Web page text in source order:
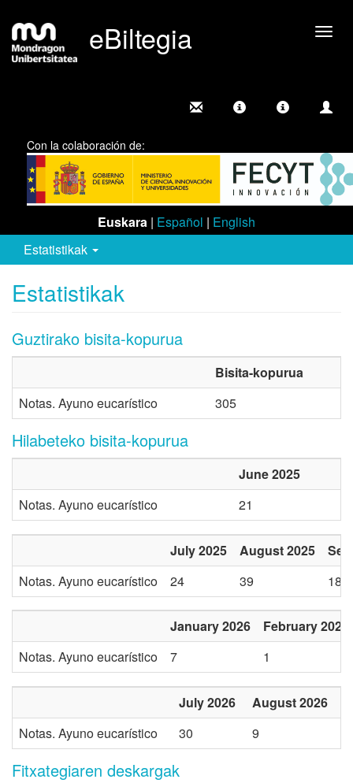
eBiltegia
Con la colaboración de:
Euskara | Español | English
Estatistikak
Estatistikak
Guztirako bisita-kopurua
Bisita-kopurua
Notas. Ayuno eucarístico
305
Hilabeteko bisita-kopurua
June 2025
Notas. Ayuno eucarístico
21
July 2025 August 2025
Notas. Ayuno eucarístico
24 39 18
January 2026
February 2026
Notas. Ayuno eucarístico
7 1
July 2026
August 2026
Notas. Ayuno eucarístico
30 9
Fitxategiaren deskargak